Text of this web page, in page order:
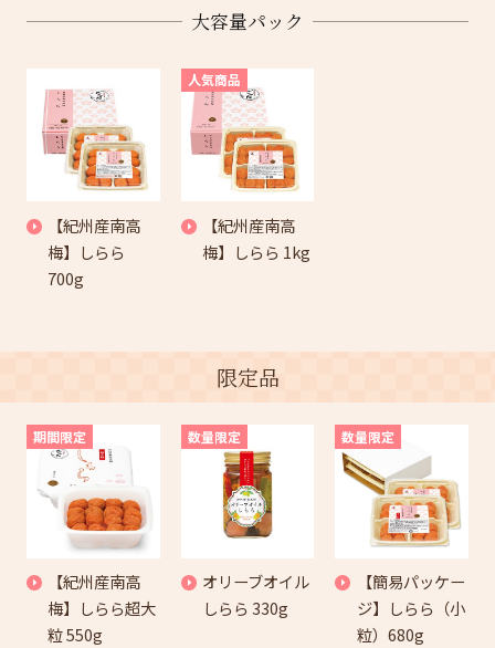
大容量パック
【紀州産南高
梅】しらら
700g
人気商品
【紀州産南高
梅】しらら 1kg
限定品
期間限定
【紀州産南高
梅】しらら超大
粒 550g
数量限定
オリーブオイル
しらら 330g
数量限定
【簡易パッケー
ジ】しらら（小
粒）680g